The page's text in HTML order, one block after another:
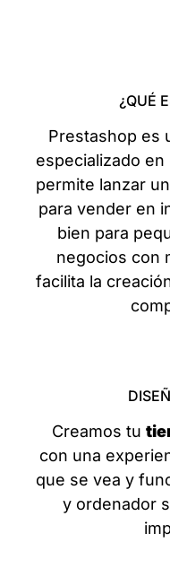
¿QUÉ
Prestashop es
especializado
permite lanzar
para vender en
bien para
negocios con
facilita la
Creamos tu
con una
que se vea y
y ordenador